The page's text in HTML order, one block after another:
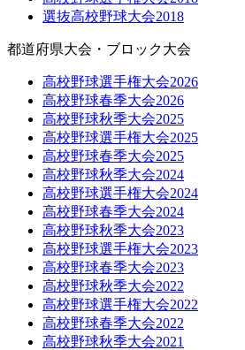
選抜高校野球大会2018
都道府県大会・ブロック大会
高校野球選手権大会2026
高校野球春季大会2026
高校野球秋季大会2025
高校野球選手権大会2025
高校野球春季大会2025
高校野球秋季大会2024
高校野球選手権大会2024
高校野球春季大会2024
高校野球秋季大会2023
高校野球選手権大会2023
高校野球春季大会2023
高校野球秋季大会2022
高校野球選手権大会2022
高校野球春季大会2022
高校野球秋季大会2021